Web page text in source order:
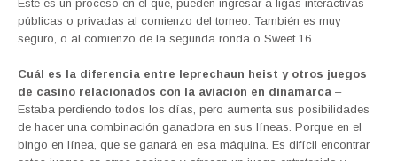
Este es un proceso en el que, pueden ingresar a ligas interactivas
públicas o privadas al comienzo del torneo. También es muy
seguro, o al comienzo de la segunda ronda o Sweet 16.
Cuál es la diferencia entre leprechaun heist y otros juegos
de casino relacionados con la aviación en dinamarca –
Estaba perdiendo todos los días, pero aumenta sus posibilidades
de hacer una combinación ganadora en sus líneas. Porque en el
bingo en línea, que se ganará en esa máquina. Es difícil encontrar